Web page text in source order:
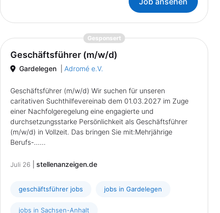
Gesponsert{prompt.job}
Geschäftsführer (m/w/d)
Gardelegen Adromé e.V.
Geschäftsführer (m/w/d) Wir suchen für unseren
caritativen Suchthilfevereinab dem 01.03.2027 im Zuge
einer Nachfolgeregelung eine engagierte und
durchsetzungsstarke Persönlichkeit als Geschäftsführer
(m/w/d) in Vollzeit. Das bringen Sie mit:Mehrjährige
Berufs-......
Juli 26 stellenanzeigen.de
geschäftsführer jobs jobs in Gardelegen
jobs in Sachsen-Anhalt